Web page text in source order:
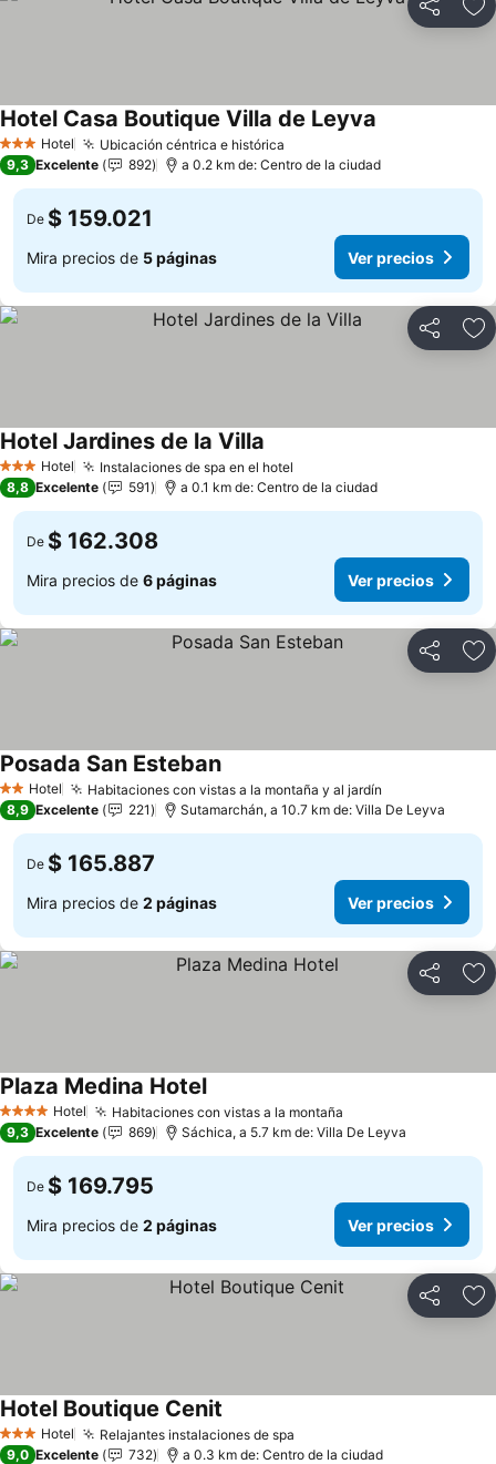
Compartir
3 Estrellas
Hotel Ubicación céntrica e histórica
Hotel Casa Boutique Villa de Leyva
9,3 Excelente 892 a 0.2 km de: Centro de la ciudad
De $ 159.021
Mira precios de 5 páginas Ver precios
Compartir
3 Estrellas
Hotel Instalaciones de spa en el hotel
Hotel Jardines de la Villa
8,8 Excelente 591 a 0.1 km de: Centro de la ciudad
De $ 162.308
Mira precios de 6 páginas Ver precios
Compartir
2 Estrellas
Hotel Habitaciones con vistas a la montaña y al jardín
Posada San Esteban
8,9 Excelente 221 Sutamarchán, a 10.7 km de: Villa De Leyva
De $ 165.887
Mira precios de 2 páginas Ver precios
Compartir
4 EstrellasHotel Habitaciones con vistas a la montaña
Plaza Medina Hotel
9,3 Excelente 869 Sáchica, a 5.7 km de: Villa De Leyva
De $ 169.795
Mira precios de 2 páginas Ver precios
Compartir
3 Estrellas
Hotel Relajantes instalaciones de spa
Hotel Boutique Cenit
9,0 Excelente 732 a 0.3 km de: Centro de la ciudad